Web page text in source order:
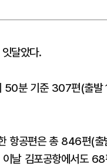
달았다.
50분 기준 307편(출
항공편은 총 846편(
날 김포공항에서도